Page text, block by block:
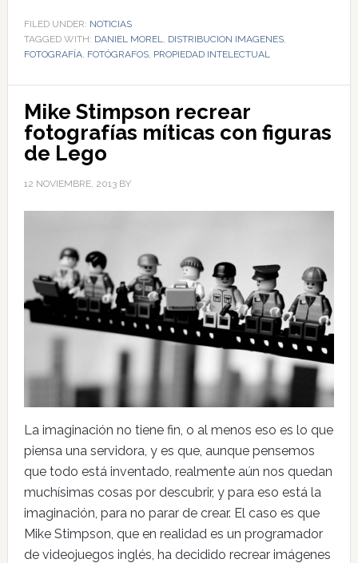
FILED UNDER: NOTICIAS
TAGGED WITH: DANIEL MOREL DISTRIBUCION IMAGENES,
FOTOGRAFÍA, FOTÓGRAFOS, PROPIEDAD INTELECTUAL
Mike Stimpson recrear
fotografías míticas con figuras
de Lego
12 NOVIEMBRE, 2013BY
La imaginación no tiene fin, o al menos eso es lo que
piensa una servidora, y es que, aunque pensemos
que todo está inventado, realmente aún nos quedan
muchísimas cosas por descubrir, y para eso está la
imaginación, para no parar de crear. El caso es que
Mike Stimpson, que en realidad es un programador
de videojuegos inglés, ha decidido recrear imágenes